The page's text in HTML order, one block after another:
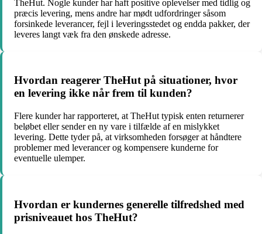
TheHut. Nogle kunder har haft positive oplevelser med tidlig og
præcis levering, mens andre har mødt udfordringer såsom
forsinkede leverancer, fejl i leveringsstedet og endda pakker, der
leveres langt væk fra den ønskede adresse.
Hvordan reagerer TheHut på situationer, hvor
en levering ikke når frem til kunden?
Flere kunder har rapporteret, at TheHut typisk enten returnerer
beløbet eller sender en ny vare i tilfælde af en mislykket
levering. Dette tyder på, at virksomheden forsøger at håndtere
problemer med leverancer og kompensere kunderne for
eventuelle ulemper.
Hvordan er kundernes generelle tilfredshed med
prisniveauet hos TheHut?